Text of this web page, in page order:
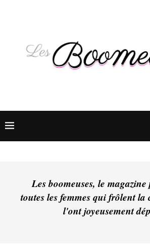
Les boomeuses, le
toutes les femmes qui frôlent
l'ont joyeusement